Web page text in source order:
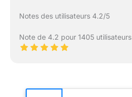
Notes des utilisateurs 4.2/5
Note de 4.2 pour 1405 utilisateurs